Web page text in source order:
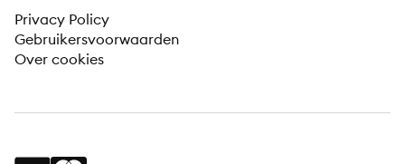
Privacy Policy
Gebruikersvoorwaarden
Over cookies